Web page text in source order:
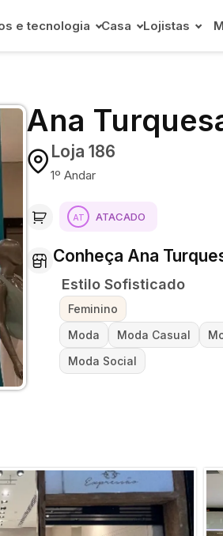
e tecnologia Casa Lojistas
Ana
Loja 186
1º Andar
ATACADO
Conheça Ana
Estilo Sofisticado
Feminino
Moda
Moda Casual
Moda Social